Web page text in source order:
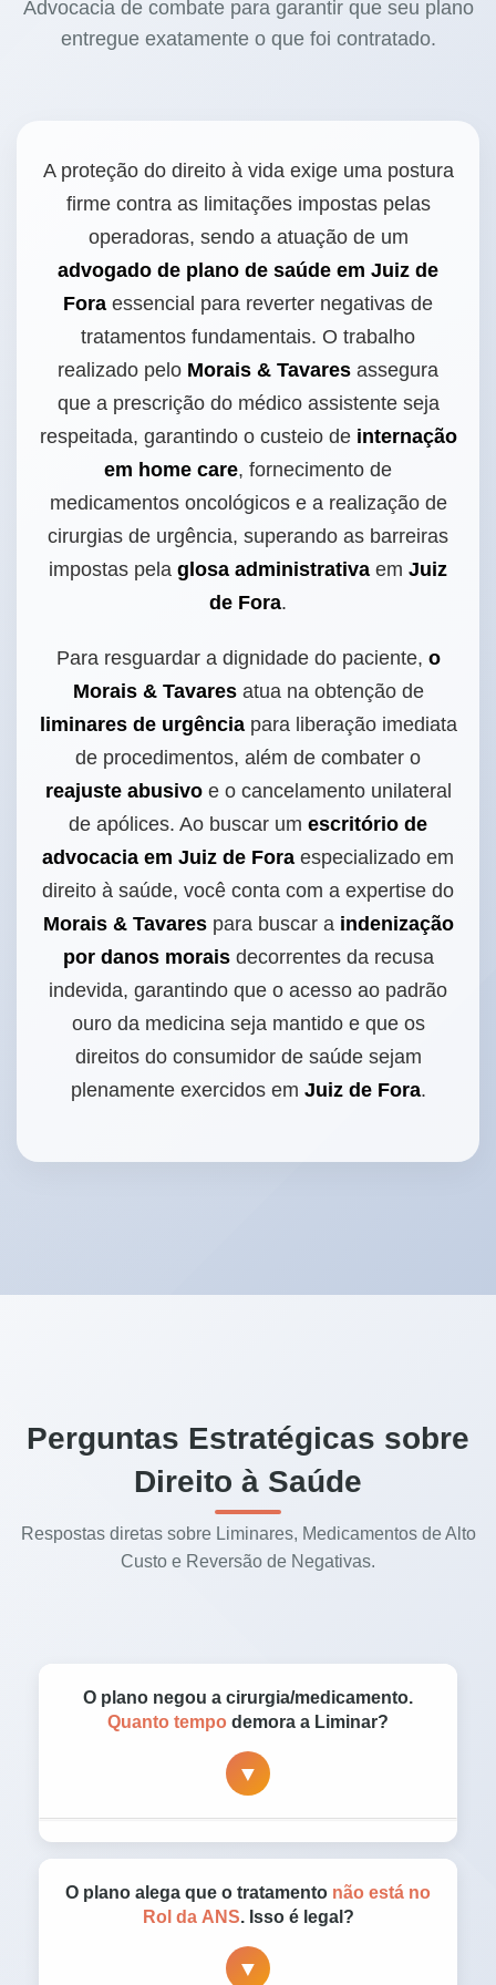
Advocacia de combate para garantir que seu plano
entregue exatamente o que foi contratado.
A proteção do direito à vida exige uma postura
firme contra as limitações impostas pelas
operadoras, sendo a atuação de um
advogado de plano de saúde em Juiz de
Foraessencial para reverter negativas de
tratamentos fundamentais. O trabalho
realizado pelo Morais & Tavares assegura
que a prescrição do médico assistente seja
respeitada, garantindo o custeio de internação
em home care, fornecimento de
medicamentos oncológicos e a realização de
cirurgias de urgência, superando as barreiras
impostas pela glosa administrativa em Juiz
de Fora.
Para resguardar a dignidade do paciente, o
Morais & Tavaresatua na obtenção de
liminares de urgênciapara liberação imediata
de procedimentos, além de combater o
reajuste abusivoe o cancelamento unilateral
de apólices. Ao buscar um escritório de
advocacia em Juiz de Fora especializado em
direito à saúde, você conta com a expertise do
Morais & Tavarespara buscar a indenização
por danos moraisdecorrentes da recusa
indevida, garantindo que o acesso ao padrão
ouro da medicina seja mantido e que os
direitos do consumidor de saúde sejam
plenamente exercidos em Juiz de Fora.
Perguntas Estratégicas sobre
Direito à Saúde
Respostas diretas sobre Liminares, Medicamentos de Alto
Custo e Reversão de Negativas.
O plano negou a cirurgia/medicamento.
Quanto tempo demora a Liminar?
▼
Em casos de urgência médica, aLiminar
(Tutela de Urgência)pode ser concedida em
24 a 48 horas . Não esperamos o final do
processo; pedimos ao juiz uma ordem
imediata para que o plano custeie o
O plano alega que o tratamento não está no
Rol da ANS. Isso é legal?
▼